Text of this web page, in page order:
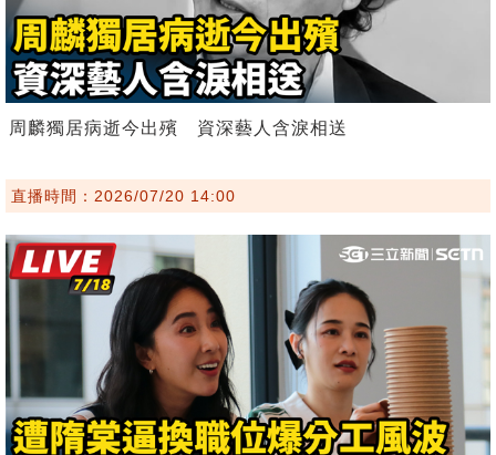
周麟獨居病逝今出殯 資深藝人含淚相送
直播時間：2026/07/20 14:00